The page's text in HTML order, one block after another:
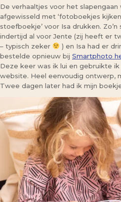
De verhaaltjes voor het
afgewisseld met ‘fotoboekjes
stoefboekje’ voor Isa drukken.
indertijd al voor Jente (zij heeft er
– typisch zeker
) en Isa had er
bestelde opnieuw bij Smartphoto
Deze keer was ik lui en gebruikte
website. Heel eenvoudig ontwerp,
Twee dagen later had ik mijn